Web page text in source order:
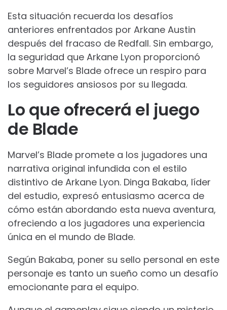
Esta situación recuerda los desafíos
anteriores enfrentados por Arkane Austin
después del fracaso de Redfall. Sin embargo,
la seguridad que Arkane Lyon proporcionó
sobre Marvel’s Blade ofrece un respiro para
los seguidores ansiosos por su llegada.
Lo que ofrecerá el juego
de Blade
Marvel’s Blade promete a los jugadores una
narrativa original infundida con el estilo
distintivo de Arkane Lyon. Dinga Bakaba, líder
del estudio, expresó entusiasmo acerca de
cómo están abordando esta nueva aventura,
ofreciendo a los jugadores una experiencia
única en el mundo de Blade.
Según Bakaba, poner su sello personal en este
personaje es tanto un sueño como un desafío
emocionante para el equipo.